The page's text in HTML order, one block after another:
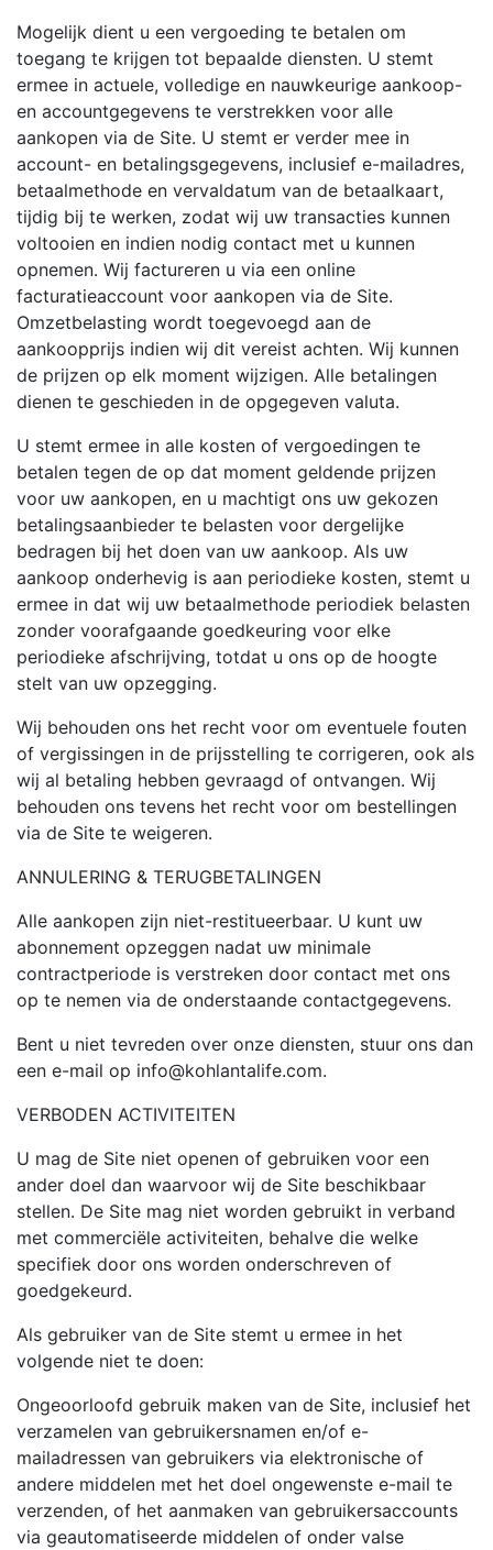
Mogelijk dient u een vergoeding te betalen om
toegang te krijgen tot bepaalde diensten. U stemt
ermee in actuele, volledige en nauwkeurige aankoop-
en accountgegevens te verstrekken voor alle
aankopen via de Site. U stemt er verder mee in
account- en betalingsgegevens, inclusief e-mailadres,
betaalmethode en vervaldatum van de betaalkaart,
tijdig bij te werken, zodat wij uw transacties kunnen
voltooien en indien nodig contact met u kunnen
opnemen. Wij factureren u via een online
facturatieaccount voor aankopen via de Site.
Omzetbelasting wordt toegevoegd aan de
aankoopprijs indien wij dit vereist achten. Wij kunnen
de prijzen op elk moment wijzigen. Alle betalingen
dienen te geschieden in de opgegeven valuta.
U stemt ermee in alle kosten of vergoedingen te
betalen tegen de op dat moment geldende prijzen
voor uw aankopen, en u machtigt ons uw gekozen
betalingsaanbieder te belasten voor dergelijke
bedragen bij het doen van uw aankoop. Als uw
aankoop onderhevig is aan periodieke kosten, stemt u
ermee in dat wij uw betaalmethode periodiek belasten
zonder voorafgaande goedkeuring voor elke
periodieke afschrijving, totdat u ons op de hoogte
stelt van uw opzegging.
Wij behouden ons het recht voor om eventuele fouten
of vergissingen in de prijsstelling te corrigeren, ook als
wij al betaling hebben gevraagd of ontvangen. Wij
behouden ons tevens het recht voor om bestellingen
via de Site te weigeren.
ANNULERING & TERUGBETALINGEN
Alle aankopen zijn niet-restitueerbaar. U kunt uw
abonnement opzeggen nadat uw minimale
contractperiode is verstreken door contact met ons
op te nemen via de onderstaande contactgegevens.
Bent u niet tevreden over onze diensten, stuur ons dan
een e-mail op info@kohlantalife.com.
VERBODEN ACTIVITEITEN
U mag de Site niet openen of gebruiken voor een
ander doel dan waarvoor wij de Site beschikbaar
stellen. De Site mag niet worden gebruikt in verband
met commerciële activiteiten, behalve die welke
specifiek door ons worden onderschreven of
goedgekeurd.
Als gebruiker van de Site stemt u ermee in het
volgende niet te doen:
Ongeoorloofd gebruik maken van de Site, inclusief het
verzamelen van gebruikersnamen en/of e-
mailadressen van gebruikers via elektronische of
andere middelen met het doel ongewenste e-mail te
verzenden, of het aanmaken van gebruikersaccounts
via geautomatiseerde middelen of onder valse